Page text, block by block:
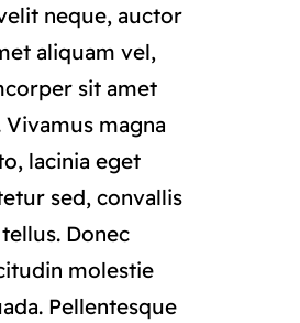
neque, auctor
aliquam vel,
sit amet
Vivamus magna
lacinia eget
sed, convallis
Donec
molestie
Pellentesque